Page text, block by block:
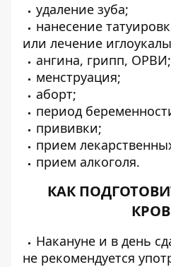
удаление зуба;
нанесение
или лечение
ангина, грипп, ОРВИ;
менструация;
аборт;
период
прививки;
прием
прием алкоголя.
КАК
Накануне и в день
не рекомендуется